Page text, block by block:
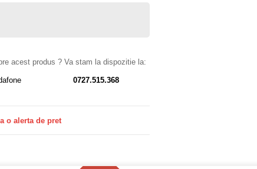
acest produs ? Va stam la dispozitie la:
0727.515.368
o alerta de pret